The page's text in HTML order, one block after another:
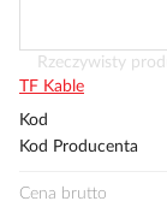
Przejdź
na
początek
Rzeczywisty
TF Kable
Kod
Kod Producenta
Cena brutto